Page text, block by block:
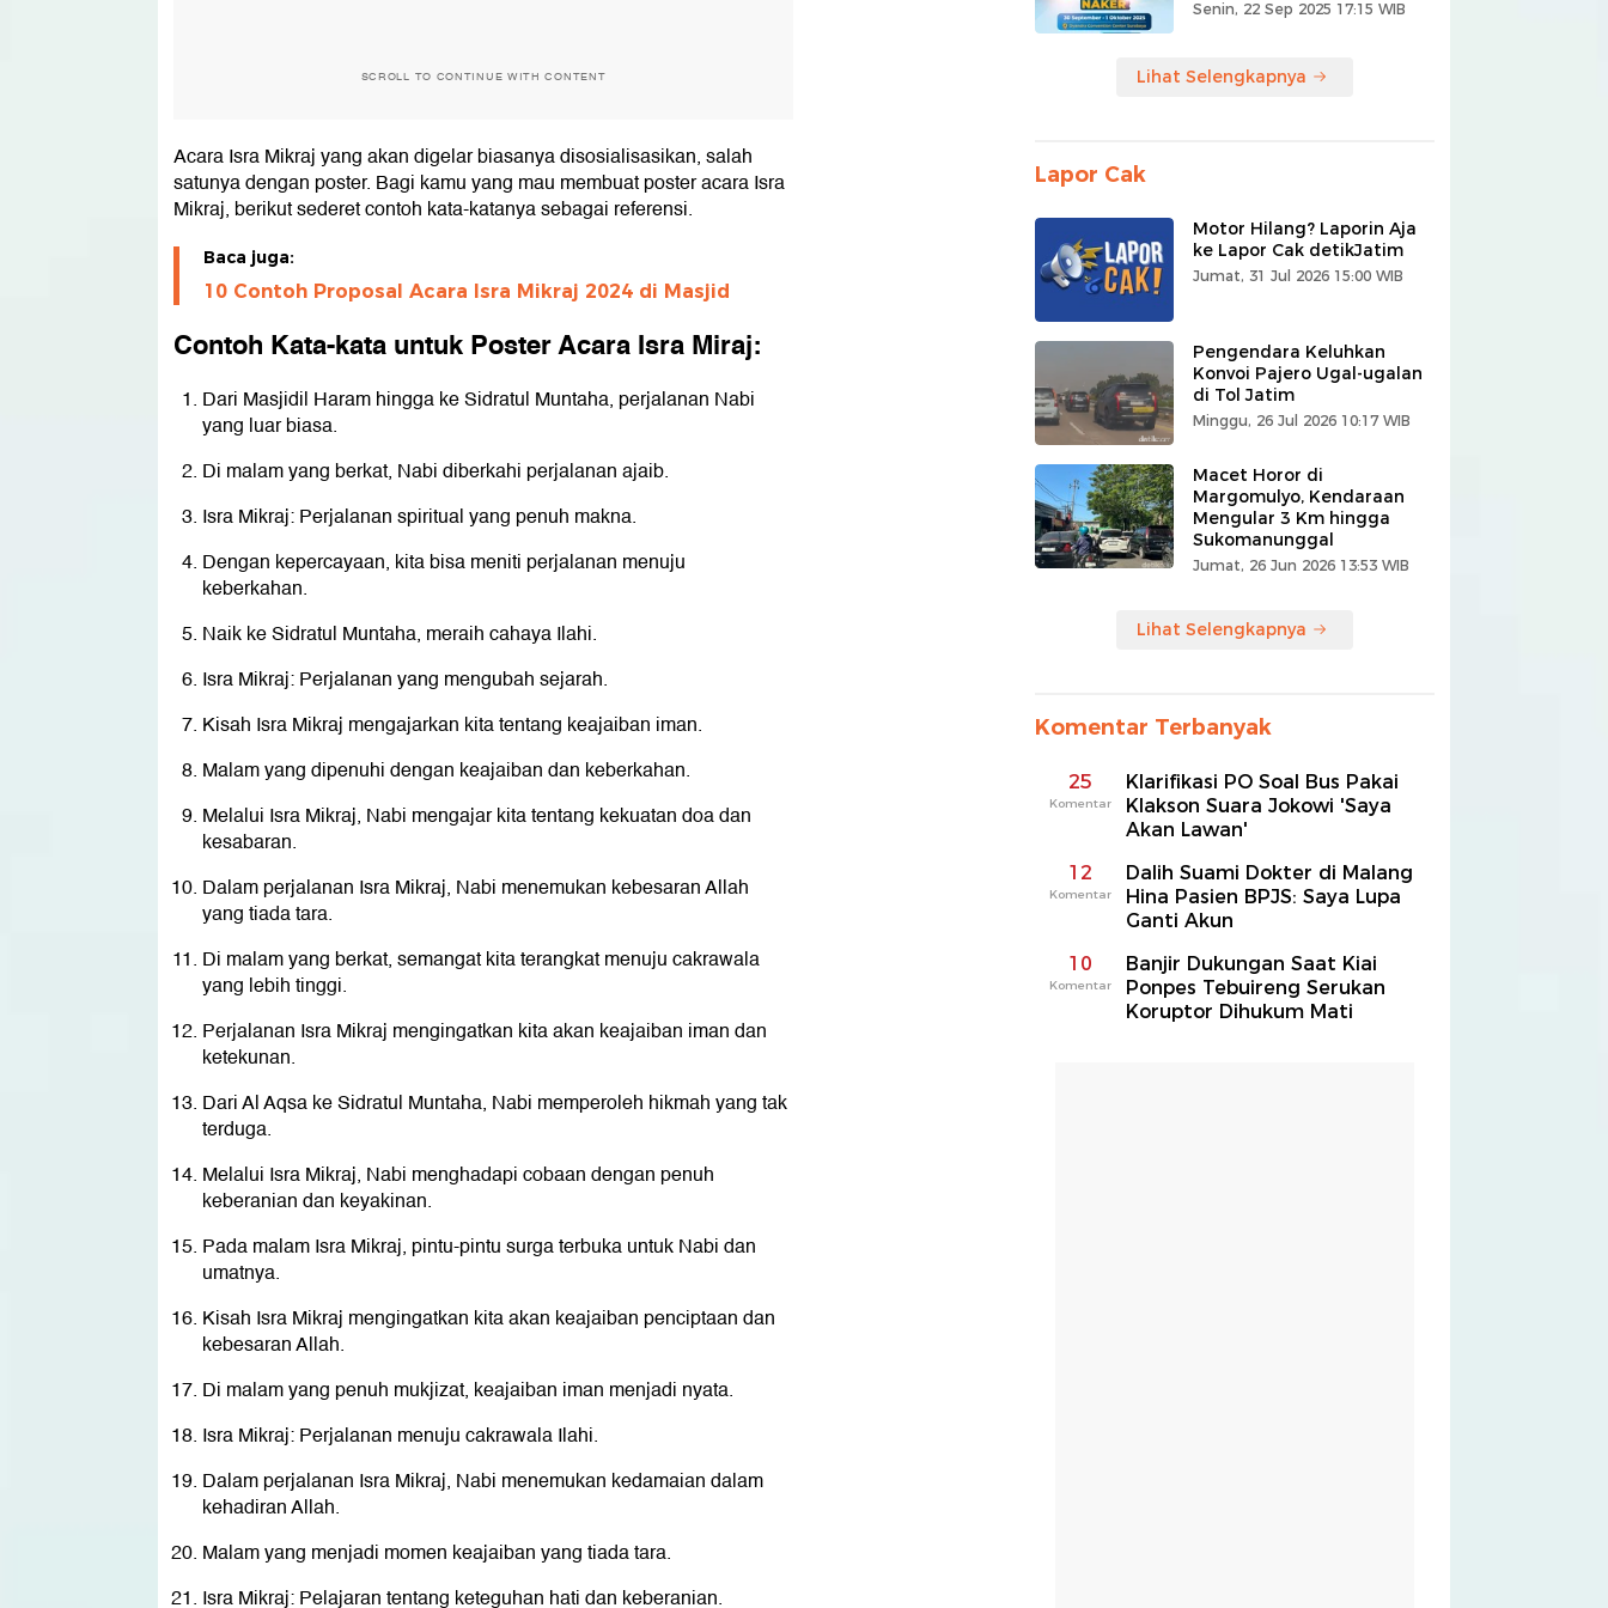
SCROLL TO CONTINUE WITH CONTENT
Acara Isra Mikraj yang akan digelar biasanya disosialisasikan, salah
satunya dengan poster. Bagi kamu yang mau membuat poster acara Isra
Mikraj, berikut sederet contoh kata-katanya sebagai referensi.
Baca juga:
10 Contoh Proposal Acara Isra Mikraj 2024 di Masjid
Contoh Kata-kata untuk Poster Acara Isra Miraj:
Dari Masjidil Haram hingga ke Sidratul Muntaha, perjalanan Nabi
yang luar biasa.
Di malam yang berkat, Nabi diberkahi perjalanan ajaib.
Isra Mikraj: Perjalanan spiritual yang penuh makna.
Dengan kepercayaan, kita bisa meniti perjalanan menuju
keberkahan.
Naik ke Sidratul Muntaha, meraih cahaya Ilahi.
Isra Mikraj: Perjalanan yang mengubah sejarah.
Kisah Isra Mikraj mengajarkan kita tentang keajaiban iman.
Malam yang dipenuhi dengan keajaiban dan keberkahan.
Melalui Isra Mikraj, Nabi mengajar kita tentang kekuatan doa dan
kesabaran.
Dalam perjalanan Isra Mikraj, Nabi menemukan kebesaran Allah
yang tiada tara.
Di malam yang berkat, semangat kita terangkat menuju cakrawala
yang lebih tinggi.
Perjalanan Isra Mikraj mengingatkan kita akan keajaiban iman dan
ketekunan.
Dari Al Aqsa ke Sidratul Muntaha, Nabi memperoleh hikmah yang tak
terduga.
Melalui Isra Mikraj, Nabi menghadapi cobaan dengan penuh
keberanian dan keyakinan.
Pada malam Isra Mikraj, pintu-pintu surga terbuka untuk Nabi dan
umatnya.
Kisah Isra Mikraj mengingatkan kita akan keajaiban penciptaan dan
kebesaran Allah.
Di malam yang penuh mukjizat, keajaiban iman menjadi nyata.
Isra Mikraj: Perjalanan menuju cakrawala Ilahi.
Dalam perjalanan Isra Mikraj, Nabi menemukan kedamaian dalam
kehadiran Allah.
Malam yang menjadi momen keajaiban yang tiada tara.
Isra Mikraj: Pelajaran tentang keteguhan hati dan keberanian.
Senin, 22 Sep 2025 17:15 WIB
Lihat Selengkapnya
Lapor Cak
Motor Hilang? Laporin Aja
ke Lapor Cak detikJatim
Jumat, 31 Jul 2026 15:00 WIB
Pengendara Keluhkan
Konvoi Pajero Ugal-ugalan
di Tol Jatim
Minggu, 26 Jul 2026 10:17 WIB
Macet Horor di
Margomulyo, Kendaraan
Mengular 3 Km hingga
Sukomanunggal
Jumat, 26 Jun 2026 13:53 WIB
Lihat Selengkapnya
Komentar Terbanyak
25
Komentar
Klarifikasi PO Soal Bus Pakai
Klakson Suara Jokowi 'Saya
Akan Lawan'
12
Komentar
Dalih Suami Dokter di Malang
Hina Pasien BPJS: Saya Lupa
Ganti Akun
10
Komentar
Banjir Dukungan Saat Kiai
Ponpes Tebuireng Serukan
Koruptor Dihukum Mati